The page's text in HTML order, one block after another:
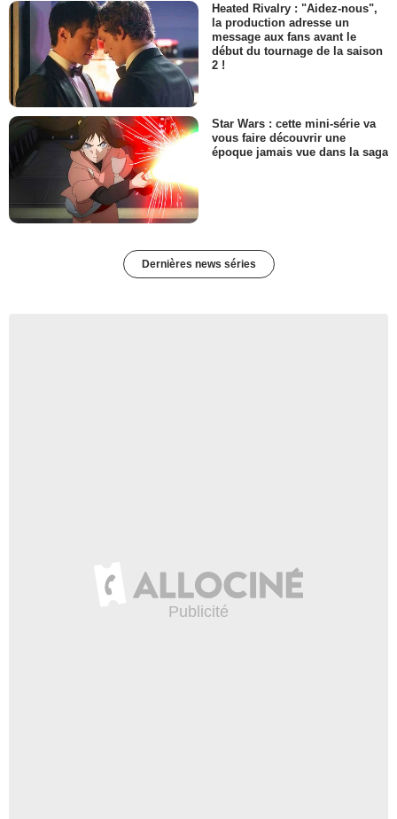
Heated Rivalry : "Aidez-nous",
la production adresse un
message aux fans avant le
début du tournage de la saison
2 !
Star Wars : cette mini-série va
vous faire découvrir une
époque jamais vue dans la saga
Dernières news séries